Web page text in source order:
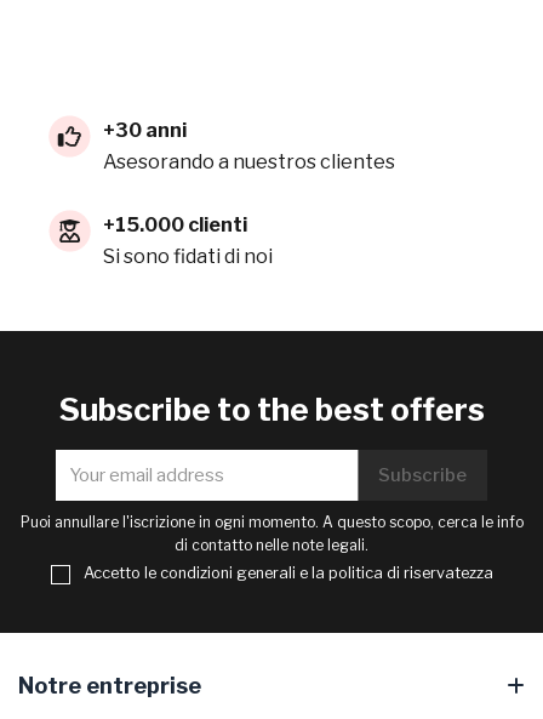
+30 anni
Asesorando a nuestros clientes
+15.000 clienti
Si sono fidati di noi
Subscribe to the best offers
Puoi annullare l'iscrizione in ogni momento. A questo scopo, cerca le info
di contatto nelle note legali.
Accetto le condizioni generali e la politica di riservatezza
Notre entreprise